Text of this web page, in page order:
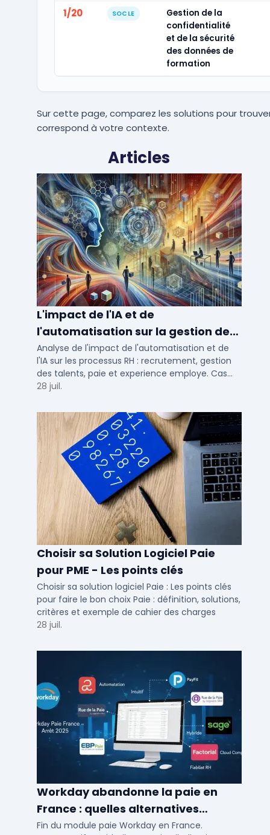
1/20 SOCLE
Gestion de la
confidentialité
et de la sécurité
des données de
formation
Sur cette page, comparez les solutions pour
correspond à votre contexte.
Articles
L'impact de l'IA et de
l'automatisation sur la gestion des
talents RH
Analyse de l'impact de l'automatisation et de
l'IA sur les processus RH : recrutement, gestion
des talents, paie et experience employe. Cas
concrets pour TPE, PME et ETI en 2026.
28 juil.
Choisir sa Solution Logiciel Paie
pour PME - Les points clés
Choisir sa solution logiciel Paie : Les points clés
pour faire le bon choix Paie : définition, solutions,
critères et exemple de cahier des charges
28 juil.
Workday abandonne la paie en
France : quelles alternatives
logicielles pour 2026 ?
Fin du module paie Workday en France.